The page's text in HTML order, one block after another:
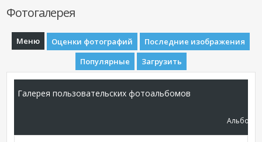
Фотогалерея
Меню Оценки фотографий
Последние изображения
Популярные
Загрузить
Галерея пользовательских фотоальбомов
Альбомы